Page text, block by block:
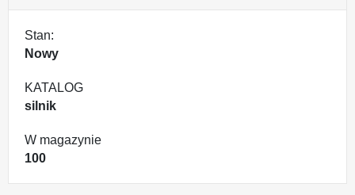
Stan:
Nowy
KATALOG
silnik
W magazynie
100